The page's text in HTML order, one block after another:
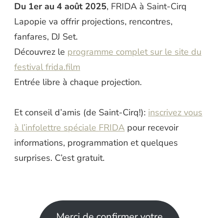
Du 1er au 4 août 2025, FRIDA à Saint-Cirq
Lapopie va offrir projections, rencontres,
fanfares, DJ Set.
Découvrez le programme complet sur le site du
festival frida.film
Entrée libre à chaque projection.
Et conseil d’amis (de Saint-Cirq!): inscrivez vous
à l’infolettre spéciale FRIDA pour recevoir
informations, programmation et quelques
surprises. C’est gratuit.